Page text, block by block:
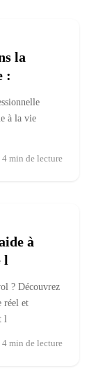
la
:
à la vie
4 min de lecture
à
l
? Découvrez
réel et
l
4 min de lecture